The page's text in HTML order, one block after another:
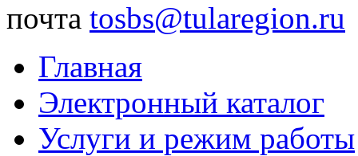
почта tosbs@tularegion.ru
Главная
Электронный каталог
Услуги и режим работы